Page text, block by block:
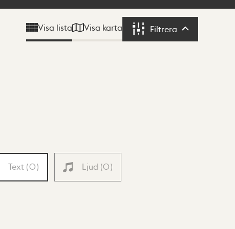
Visa lista Visa karta Filtrera Filtrera
Text (0) Ljud (0)